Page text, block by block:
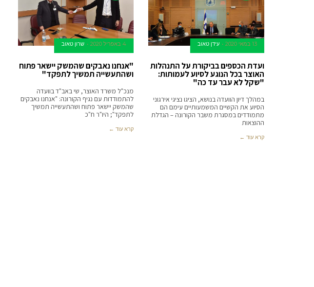
13 במאי 2020 עידן טאוב
ועדת הכספים בביקורת על התנהלות
האוצר בכל הנוגע לסיוע לעמותות:
"שקל לא עבר עד כה"
במהלך דיון הוועדה בנושא, הציגו נציגי אירגוני
הסיוע את הקשיים המשמעותיים עימם הם
מתמודדים במסגרת משבר הקורונה – הגדלת
ההוצאות
קרא עוד ←
4 באפריל 2020 שרון טאוב
"אנחנו נאבקים שהמשק יישאר פתוח
ושהתעשייה תמשיך לתפקד"
מנכ"ל משרד האוצר, שי באב"ד בוועדה
להתמודדות עם נגיף הקורונה: "אנחנו נאבקים
שהמשק יישאר פתוח ושהתעשייה תמשיך
לתפקד"; היו"ר ח"כ
קרא עוד ←